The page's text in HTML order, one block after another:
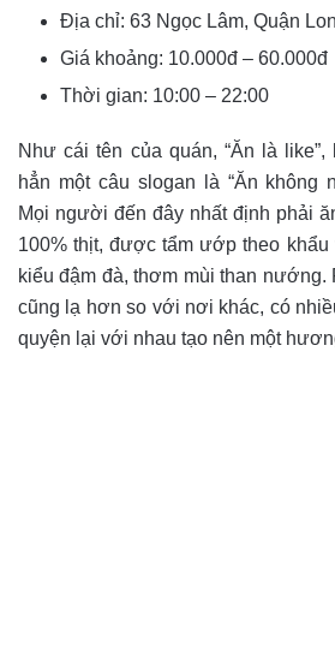
Địa chỉ: 63 Ngọc Lâm, Quận
Giá khoảng: 10.000đ – 60.000đ
Thời gian: 10:00 – 22:00
Như cái tên của quán, “Ăn là
hẳn một câu slogan là “Ăn không
Mọi người đến đây nhất định phải
100% thịt, được tẩm ướp theo
kiểu đậm đà, thơm mùi than nướng.
cũng lạ hơn so với nơi khác, có
quyện lại với nhau tạo nên một